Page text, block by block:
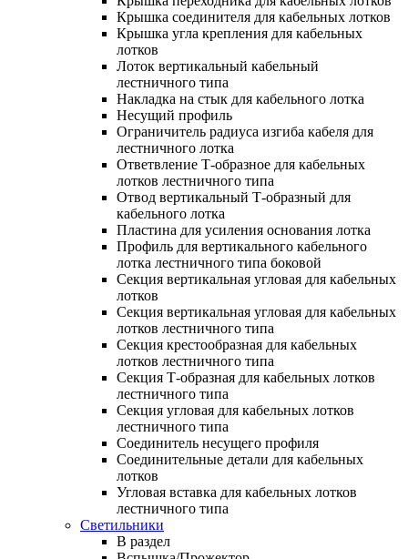
Крышка соединителя для кабельных лотков
Крышка угла крепления для кабельных
лотков
Лоток вертикальный кабельный
лестничного типа
Накладка на стык для кабельного лотка
Несущий профиль
Ограничитель радиуса изгиба кабеля для
лестничного лотка
Ответвление Т-образное для кабельных
лотков лестничного типа
Отвод вертикальный Т-образный для
кабельного лотка
Пластина для усиления основания лотка
Профиль для вертикального кабельного
лотка лестничного типа боковой
Секция вертикальная угловая для кабельных
лотков
Секция вертикальная угловая для кабельных
лотков лестничного типа
Секция крестообразная для кабельных
лотков лестничного типа
Секция Т-образная для кабельных лотков
лестничного типа
Секция угловая для кабельных лотков
лестничного типа
Соединитель несущего профиля
Соединительные детали для кабельных
лотков
Угловая вставка для кабельных лотков
лестничного типа
Светильники
В раздел